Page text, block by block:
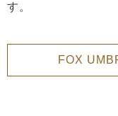
す。
FOX